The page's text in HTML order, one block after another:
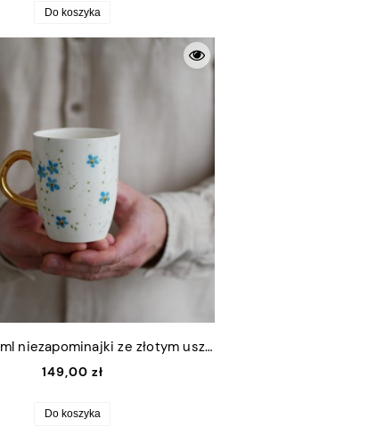
Do koszyka
Kubek 300ml niezapominajki ze złotym uszkiem
149,00 zł
Do koszyka